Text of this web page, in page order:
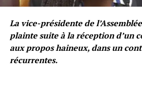
La vice-présidente de
plainte suite à la réception d’un
aux propos haineux, dans un
récurrentes.